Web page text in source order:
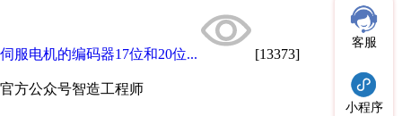
伺服电机的编码器17位和20位... [13373]
官方公众号智造工程师
客服
小程序